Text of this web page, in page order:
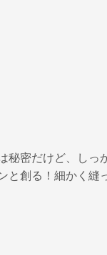
秘密だけど、しっ
と創る！細かく縫